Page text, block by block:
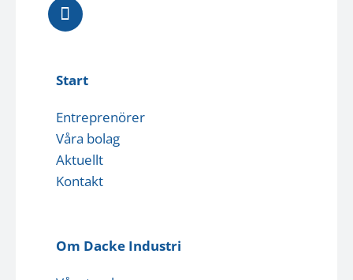
Start
Entreprenörer
Våra bolag
Aktuellt
Kontakt
Om Dacke Industri